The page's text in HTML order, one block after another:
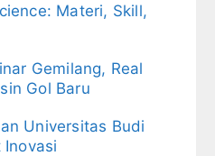
Materi, Skill,
Gemilang, Real
Gol Baru
Universitas Budi